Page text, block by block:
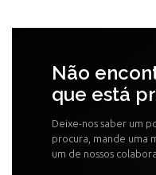
Não
que está
Deixe-nos saber um
procura, mande uma
um de nossos